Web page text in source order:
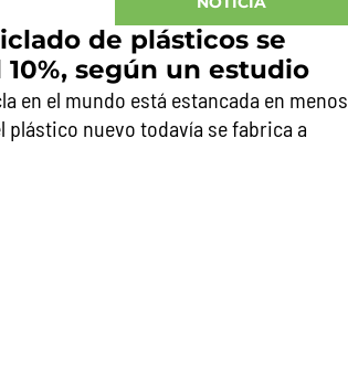
de plásticos se
según un estudio
en el mundo está estancada en menos
plástico nuevo todavía se fabrica a